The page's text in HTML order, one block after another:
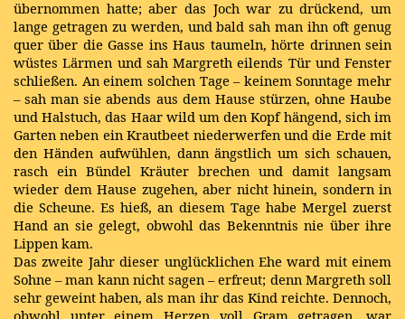
übernommen hatte; aber das Joch war zu drückend, um
lange getragen zu werden, und bald sah man ihn oft genug
quer über die Gasse ins Haus taumeln, hörte drinnen sein
wüstes Lärmen und sah Margreth eilends Tür und Fenster
schließen. An einem solchen Tage – keinem Sonntage mehr
– sah man sie abends aus dem Hause stürzen, ohne Haube
und Halstuch, das Haar wild um den Kopf hängend, sich im
Garten neben ein Krautbeet niederwerfen und die Erde mit
den Händen aufwühlen, dann ängstlich um sich schauen,
rasch ein Bündel Kräuter brechen und damit langsam
wieder dem Hause zugehen, aber nicht hinein, sondern in
die Scheune. Es hieß, an diesem Tage habe Mergel zuerst
Hand an sie gelegt, obwohl das Bekenntnis nie über ihre
Lippen kam.
Das zweite Jahr dieser unglücklichen Ehe ward mit einem
Sohne – man kann nicht sagen – erfreut; denn Margreth soll
sehr geweint haben, als man ihr das Kind reichte. Dennoch,
obwohl unter einem Herzen voll Gram getragen, war